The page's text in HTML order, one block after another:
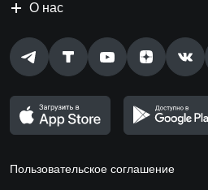
О нас
Пользовательское соглашение